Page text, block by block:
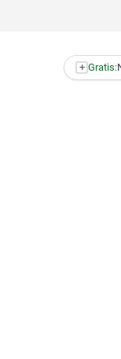
+ Gratis: